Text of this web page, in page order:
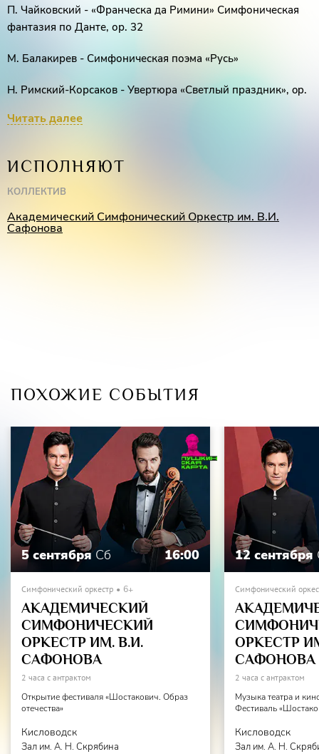
П. Чайковский - «Франческа да Римини» Симфоническая
фантазия по Данте, ор. 32
М. Балакирев - Симфоническая поэма «Русь»
Н. Римский-Корсаков - Увертюра «Светлый праздник», op.
Читать далее
ИСПОЛНЯЮТ
КОЛЛЕКТИВ
Академический Симфонический Оркестр им. В.И.
Сафонова
ПОХОЖИЕ СОБЫТИЯ
5 сентября Сб 16:00
Симфонический оркестр 6+
АКАДЕМИЧЕСКИЙ
СИМФОНИЧЕСКИЙ
ОРКЕСТР ИМ. В.И.
САФОНОВА
2 часа с антрактом
Открытие фестиваля «Шостакович. Образ
отечества»
Кисловодск
Зал им. А. Н. Скрябина
12 сентября
Симфонический
ОРКЕСТР
САФОНОВА
2 часа с антрактом
Музыка театра и
Фестиваль
Кисловодск
Зал им. А. Н.